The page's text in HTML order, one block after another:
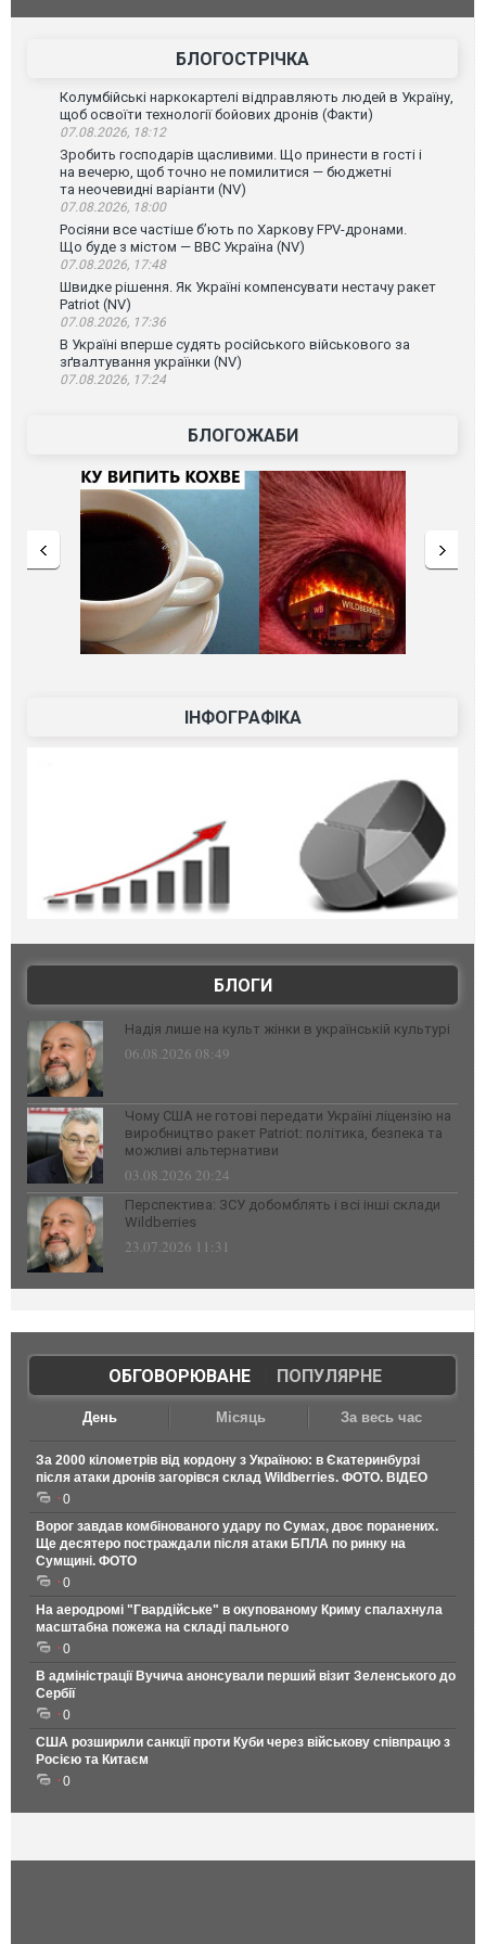
зневажливих слів про українських захисників.
ВІДЕО
БЛОГОСТРІЧКА
Колумбійські наркокартелі відправляють людей в Україну,
щоб освоїти технології бойових дронів (Факти)
07.08.2026, 18:12
Зробить господарів щасливими. Що принести в гості і
на вечерю, щоб точно не помилитися — бюджетні
та неочевидні варіанти (NV)
07.08.2026, 18:00
Росіяни все частіше бʼють по Харкову FPV-дронами.
Що буде з містом — ВВС Україна (NV)
07.08.2026, 17:48
Швидке рішення. Як Україні компенсувати нестачу ракет
Patriot (NV)
07.08.2026, 17:36
В Україні вперше судять російського військового за
зґвалтування українки (NV)
07.08.2026, 17:24
БЛОГОЖАБИ
ІНФОГРАФІКА
БЛОГИ
Надія лише на культ жінки в українській культурі
06.08.2026 08:49
Чому США не готові передати Україні ліцензію на
виробництво ракет Patriot: політика, безпека та
можливі альтернативи
03.08.2026 20:24
Перспектива: ЗСУ добомблять і всі інші склади
Wildberries
23.07.2026 11:31
ОБГОВОРЮВАНЕ| ПОПУЛЯРНЕ
День Місяць За весь час
За 2000 кілометрів від кордону з Україною: в Єкатеринбурзі
після атаки дронів загорівся склад Wildberries. ФОТО. ВІДЕО
0
Ворог завдав комбінованого удару по Сумах, двоє поранених.
Ще десятеро постраждали після атаки БПЛА по ринку на
Сумщині. ФОТО
0
На аеродромі "Гвардійське" в окупованому Криму спалахнула
масштабна пожежа на складі пального
0
В адміністрації Вучича анонсували перший візит Зеленського до
Сербії
0
США розширили санкції проти Куби через військову співпрацю з
Росією та Китаєм
0